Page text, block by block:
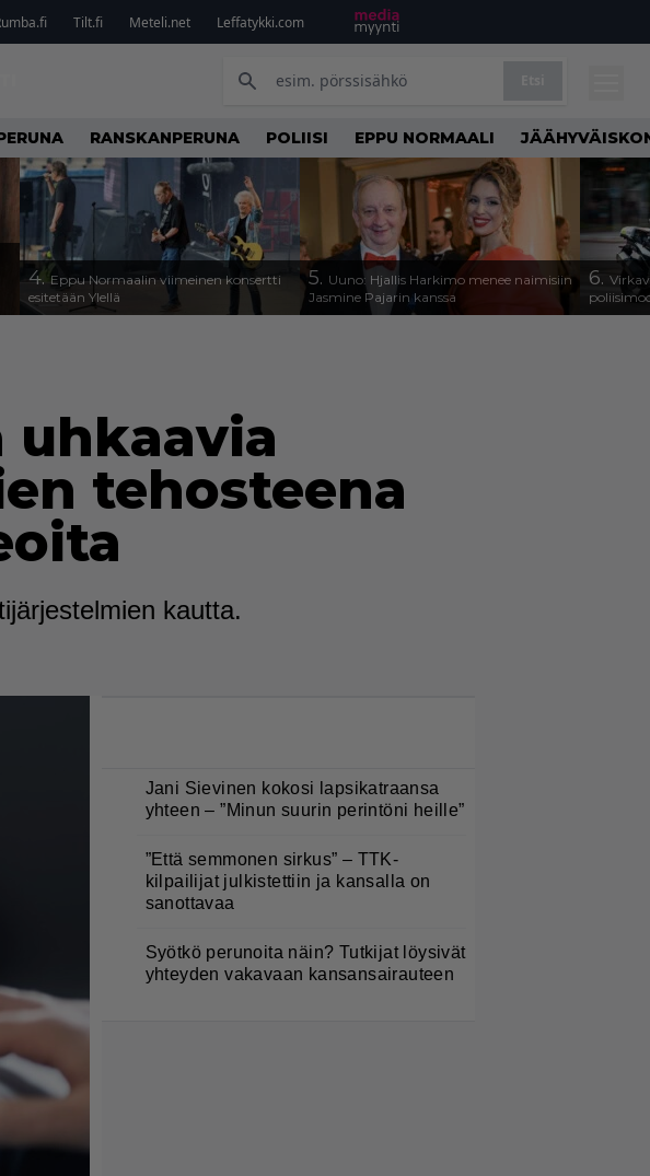
Tilt.fi Meteli.net Leffatykki.com
RANSKANPERUNA POLIISI EPPU NORMAALI
4. Eppu Normaalin viimeinen konsertti
esitetään Ylellä
5. Uuno: Hjallis Harkimo menee naimisiin
Jasmine Pajarin kanssa
6.
uhkaavia
tehosteena
kautta.
Jani Sievinen kokosi lapsikatraansa
yhteen – ”Minun suurin perintöni heille”
”Että semmonen sirkus” – TTK-
kilpailijat julkistettiin ja kansalla on
sanottavaa
Syötkö perunoita näin? Tutkijat löysivät
yhteyden vakavaan kansansairauteen